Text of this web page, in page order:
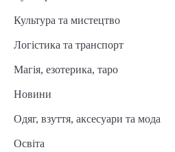
Культура та мистецтво
Логістика та транспорт
Магія, езотерика, таро
Новини
Одяг, взуття, аксесуари та мода
Освіта